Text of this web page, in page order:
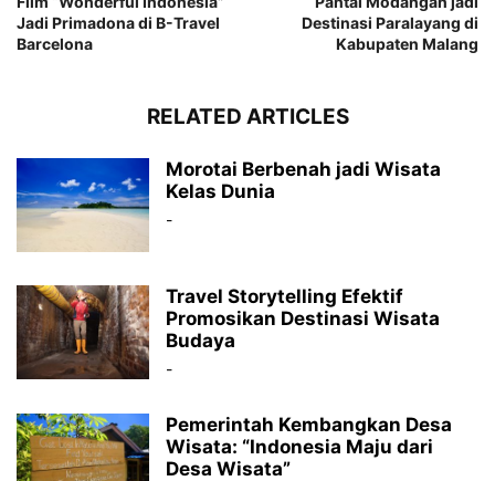
Jadi Primadona di B-Travel
Barcelona
Destinasi Paralayang di
Kabupaten Malang
RELATED ARTICLES
Morotai Berbenah jadi Wisata
Kelas Dunia
-
Travel Storytelling Efektif
Promosikan Destinasi Wisata
Budaya
-
Pemerintah Kembangkan Desa
Wisata: “Indonesia Maju dari
Desa Wisata”